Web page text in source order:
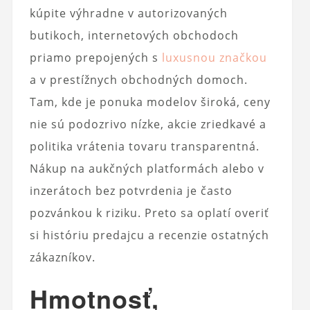
kúpite výhradne v autorizovaných
butikoch, internetových obchodoch
priamo prepojených s luxusnou značkou
a v prestížnych obchodných domoch.
Tam, kde je ponuka modelov široká, ceny
nie sú podozrivo nízke, akcie zriedkavé a
politika vrátenia tovaru transparentná.
Nákup na aukčných platformách alebo v
inzerátoch bez potvrdenia je často
pozvánkou k riziku. Preto sa oplatí overiť
si históriu predajcu a recenzie ostatných
zákazníkov.
Hmotnosť,